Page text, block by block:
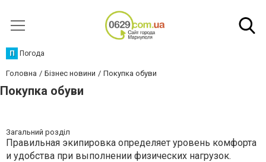
П Погода
Головна Бізнес новини Покупка обуви
Покупка обуви
Загальний розділ
Правильная экипировка определяет уровень комфорта
и удобства при выполнении физических нагрузок.